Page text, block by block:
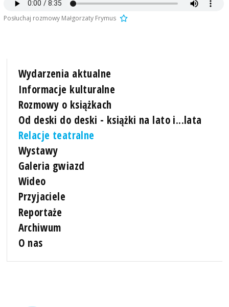
Posłuchaj rozmowy Małgorzaty Frymus
Wydarzenia aktualne
Informacje kulturalne
Rozmowy o książkach
Od deski do deski - książki na lato i...lata
Relacje teatralne
Wystawy
Galeria gwiazd
Wideo
Przyjaciele
Reportaże
Archiwum
O nas